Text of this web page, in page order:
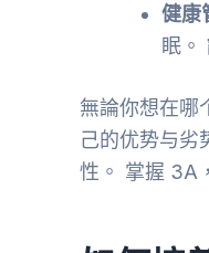
健康
眠。
無論你想在哪
己的优势与劣
性。 掌握 3A